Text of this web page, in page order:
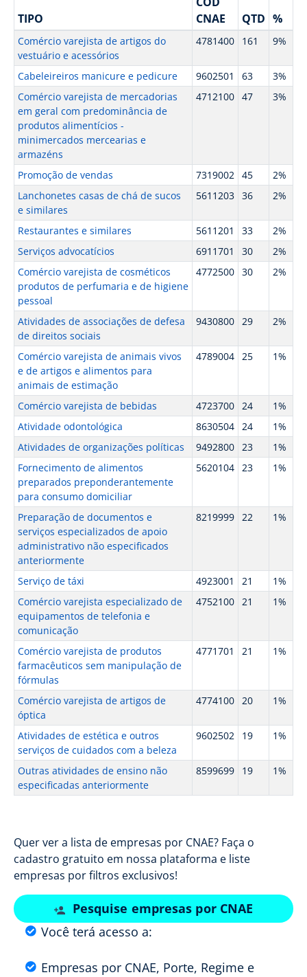
TIPO
CNAE
QTD %
Comércio varejista de artigos do
vestuário e acessórios
4781400 161 9%
Cabeleireiros manicure e pedicure 9602501 63
3%
Comércio varejista de mercadorias
em geral com predominância de
produtos alimentícios -
minimercados mercearias e
armazéns
4712100 47 3%
Promoção de vendas 7319002 45
2%
Lanchonetes casas de chá de sucos
e similares
5611203 36 2%
Restaurantes e similares 5611201 33
2%
Serviços advocatícios
6911701 30
2%
Comércio varejista de cosméticos
produtos de perfumaria e de higiene
pessoal
4772500 30 2%
Atividades de associações de defesa
de direitos sociais
9430800 29 2%
Comércio varejista de animais vivos
e de artigos e alimentos para
animais de estimação
4789004 25 1%
Comércio varejista de bebidas 4723700 24
1%
Atividade odontológica
8630504 24
1%
Atividades de organizações políticas
9492800 23
1%
Fornecimento de alimentos
preparados preponderantemente
para consumo domiciliar
5620104 23 1%
Preparação de documentos e
serviços especializados de apoio
administrativo não especificados
anteriormente
8219999 22 1%
Serviço de táxi 4923001 21
1%
Comércio varejista especializado de
equipamentos de telefonia e
comunicação
4752100 21 1%
Comércio varejista de produtos
farmacêuticos sem manipulação de
fórmulas
4771701 21 1%
Comércio varejista de artigos de
óptica
4774100 20 1%
Atividades de estética e outros
serviços de cuidados com a beleza
9602502 19 1%
Outras atividades de ensino não
especificadas anteriormente
8599699 19 1%
Quer ver a lista de empresas por CNAE? Faça o
cadastro gratuito em nossa plataforma e liste
empresas por filtros exclusivos!
Pesquise empresas por CNAE
Você terá acesso a:
Empresas por CNAE, Porte, Regime e